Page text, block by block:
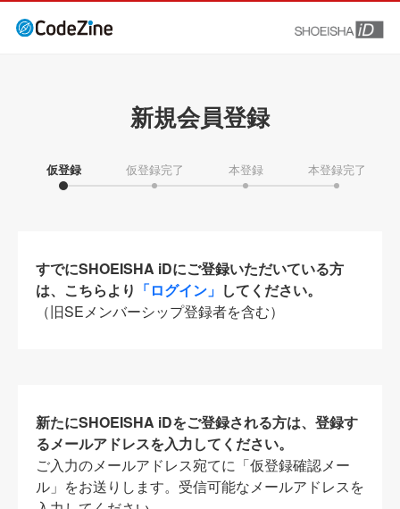
新規会員登録
仮登録 仮登録完了 本登録 本登録完了
すでにSHOEISHA iDにご登録いただいている方
は、こちらより 「ログイン」 してください。
（旧SEメンバーシップ登録者を含む）
新たにSHOEISHA iDをご登録される方は、登録す
るメールアドレスを入力してください。
ご入力のメールアドレス宛てに「仮登録確認メー
ル」をお送りします。受信可能なメールアドレスを